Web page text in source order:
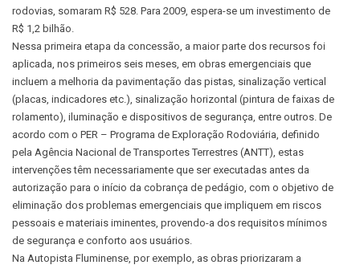
rodovias, somaram R$ 528. Para 2009, espera-se um investimento de
R$ 1,2 bilhão.
Nessa primeira etapa da concessão, a maior parte dos recursos foi
aplicada, nos primeiros seis meses, em obras emergenciais que
incluem a melhoria da pavimentação das pistas, sinalização vertical
(placas, indicadores etc.), sinalização horizontal (pintura de faixas de
rolamento), iluminação e dispositivos de segurança, entre outros. De
acordo com o PER – Programa de Exploração Rodoviária, definido
pela Agência Nacional de Transportes Terrestres (ANTT), estas
intervenções têm necessariamente que ser executadas antes da
autorização para o início da cobrança de pedágio, com o objetivo de
eliminação dos problemas emergenciais que impliquem em riscos
pessoais e materiais iminentes, provendo-a dos requisitos mínimos
de segurança e conforto aos usuários.
Na Autopista Fluminense, por exemplo, as obras priorizaram a